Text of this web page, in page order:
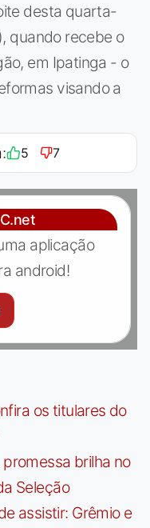
desta quarta-
quando recebe o
em Ipatinga - o
visando a
5 7
aplicação
android!
os titulares do
brilha no
Seleção
assistir: Grêmio e